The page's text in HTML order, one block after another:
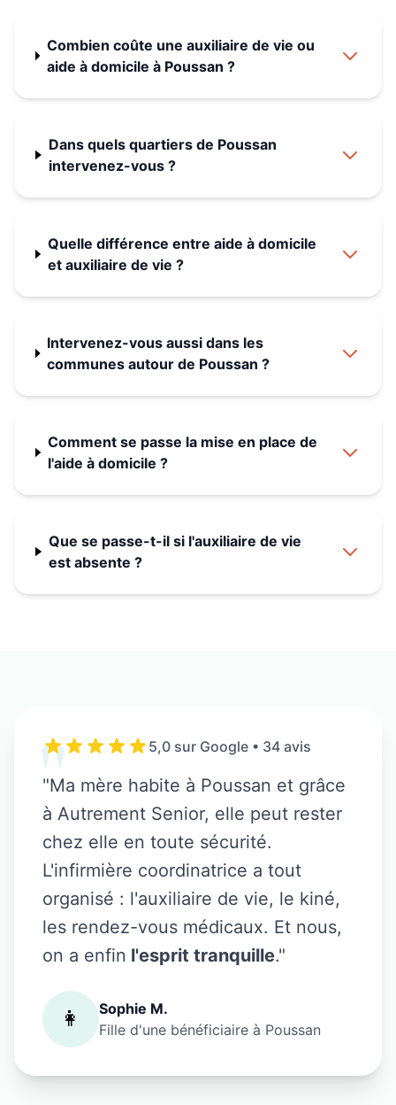
Combien coûte une auxiliaire de vie ou
aide à domicile à Poussan ?
Dans quels quartiers de Poussan
intervenez-vous ?
Quelle différence entre aide à domicile
et auxiliaire de vie ?
Intervenez-vous aussi dans les
communes autour de Poussan ?
Comment se passe la mise en place de
l'aide à domicile ?
Que se passe-t-il si l'auxiliaire de vie
est absente ?
" 5,0 sur Google • 34 avis
"Ma mère habite à Poussan et grâce
à Autrement Senior, elle peut rester
chez elle en toute sécurité.
L'infirmière coordinatrice a tout
organisé : l'auxiliaire de vie, le kiné,
les rendez-vous médicaux. Et nous,
on a enfin l'esprit tranquille."
👩
Sophie M.
Fille d'une bénéficiaire à Poussan